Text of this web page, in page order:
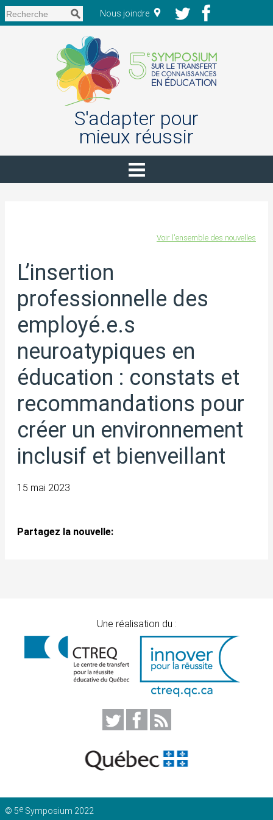
Nous joindre
S'adapter pour
mieux réussir
Voir l'ensemble des nouvelles
L’insertion
professionnelle des
employé.e.s
neuroatypiques en
éducation : constats et
recommandations pour
créer un environnement
inclusif et bienveillant
15 mai 2023
Partagez la nouvelle:
Une réalisation du :
© 5e Symposium 2022